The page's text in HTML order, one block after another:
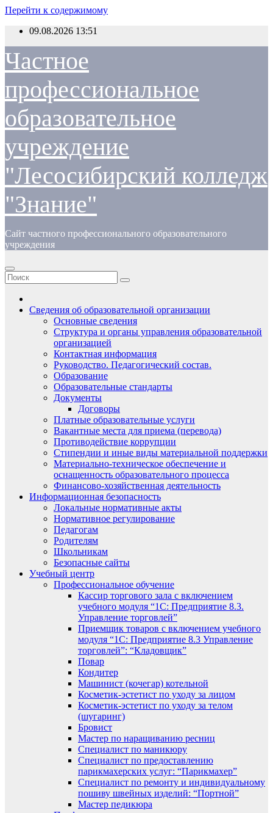
Перейти к содержимому
09.08.2026 13:51
Частное
профессиональное
образовательное
учреждение
"Лесосибирский колледж
"Знание"
Сайт частного профессионального образовательного
учреждения
Сведения об образовательной организации
Основные сведения
Структура и органы управления образовательной
организацией
Контактная информация
Руководство. Педагогический состав.
Образование
Образовательные стандарты
Документы
Договоры
Платные образовательные услуги
Вакантные места для приема (перевода)
Противодействие коррупции
Стипендии и иные виды материальной поддержки
Материально-техническое обеспечение и
оснащенность образовательного процесса
Финансово-хозяйственная деятельность
Информационная безопасность
Локальные нормативные акты
Нормативное регулирование
Педагогам
Родителям
Школьникам
Безопасные сайты
Учебный центр
Профессиональное обучение
Кассир торгового зала с включением
учебного модуля “1С: Предприятие 8.3.
Управление торговлей”
Приемщик товаров с включением учебного
модуля “1С: Предприятие 8.3 Управление
торговлей”: “Кладовщик”
Повар
Кондитер
Машинист (кочегар) котельной
Косметик-эстетист по уходу за лицом
Косметик-эстетист по уходу за телом
(шугаринг)
Бровист
Мастер по наращиванию ресниц
Специалист по маникюру
Специалист по предоставлению
парикмахерских услуг: “Парикмахер”
Специалист по ремонту и индивидуальному
пошиву швейных изделий: “Портной”
Мастер педикюра